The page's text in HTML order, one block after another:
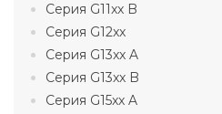
Серия G11xx B
Серия G12xx
Серия G13xx A
Серия G13xx B
Серия G15xx A